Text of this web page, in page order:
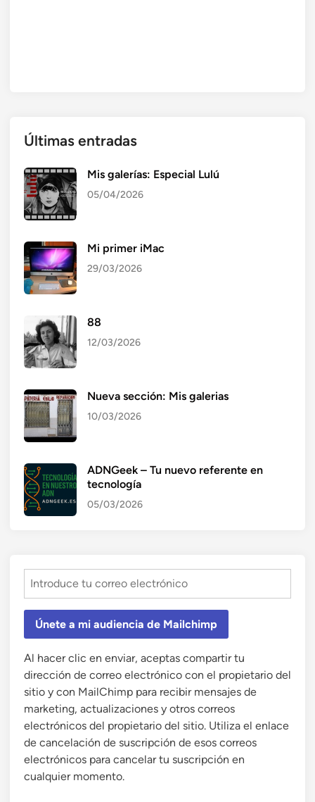
Últimas entradas
Mis galerías: Especial Lulú
05/04/2026
Mi primer iMac
29/03/2026
88
12/03/2026
Nueva sección: Mis galerias
10/03/2026
ADNGeek – Tu nuevo referente en
tecnología
05/03/2026
Únete a mi audiencia de Mailchimp
Al hacer clic en enviar, aceptas compartir tu
dirección de correo electrónico con el propietario del
sitio y con MailChimp para recibir mensajes de
marketing, actualizaciones y otros correos
electrónicos del propietario del sitio. Utiliza el enlace
de cancelación de suscripción de esos correos
electrónicos para cancelar tu suscripción en
cualquier momento.